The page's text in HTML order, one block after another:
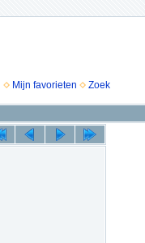
Mijn favorieten Zoek